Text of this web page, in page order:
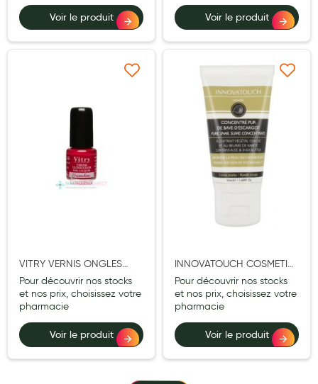
Matériel medical
Cannes
Médication familiale
Les marques
Voir le produit Voir le produit
VITRY VERNIS ONGLES
GRENADINE MINI 4ML
Pour découvrir nos stocks
et nos prix, choisissez votre
pharmacie
Voir le produit
Ajouter à ma liste d’envie
INNOVATOUCH COSMETIC
ESCARGOT CR MAINS
REPAR 50ML
Pour découvrir nos stocks
et nos prix, choisissez votre
pharmacie
Voir le produit
Ajouter à ma liste